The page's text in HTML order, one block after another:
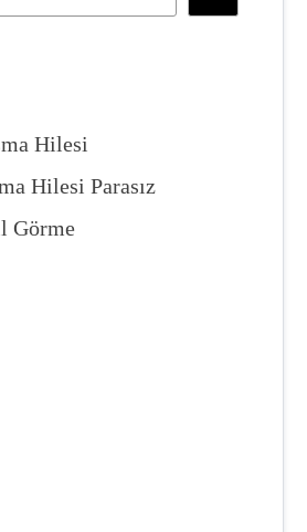
Hilesi
Hilesi Parasız
Görme